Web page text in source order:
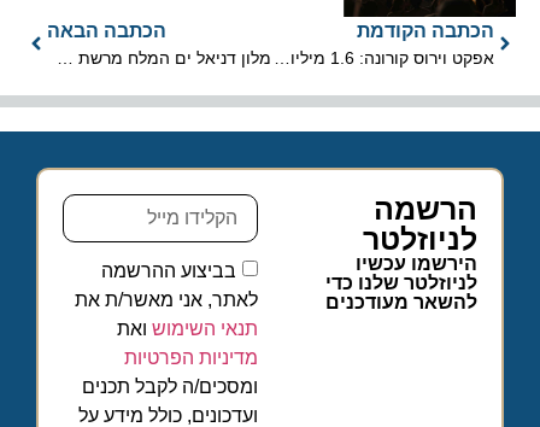
הכתבה הקודמת
אפקט וירוס קורונה: 1.6 מיליון מושבי מטוסים בינלאומיים אבדו בשבוע
הכתבה הבאה
מלון דניאל ים המלח מרשת מלונות טמרס עבר תהליך התחדשות
הרשמה
לניוזלטר
הירשמו עכשיו
לניוזלטר שלנו כדי
להשאר מעודכנים
בביצוע ההרשמה
לאתר, אני מאשר/ת את
תנאי השימושואת
מדיניות הפרטיות
ומסכים/ה לקבל תכנים
ועדכונים, כולל מידע על